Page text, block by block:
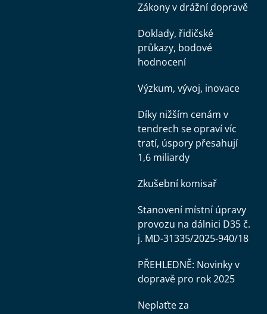
Zákony v drážní dopravě
Doklady, řidičské
průkazy, bodové
hodnocení
Výzkum, vývoj, inovace
Díky nižším cenám v
tendrech se opraví víc
tratí, úspory přesahují
1,6 miliardy
Zkušební komisař
Stanovení místní úpravy
provozu na dálnici D35 č.
j. MD-31335/2025-940/18
PŘEHLEDNĚ: Novinky v
dopravě pro rok 2025
Neplaťte za